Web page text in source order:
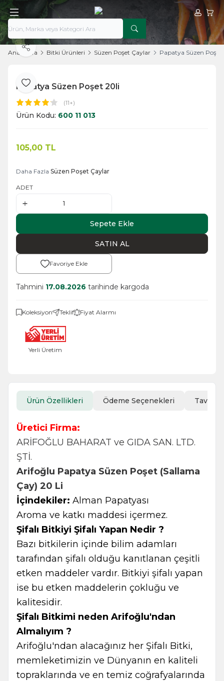
Hesabım
Ana Sayfa Bitki Ürünleri Süzen Poşet Çaylar Papatya Süzen Poşet
Favoriye Ekle
Paylaş
Papatya Süzen Poşet 20li
(11+)
Ürün Kodu: 600 11 013
105,00 TL
Daha Fazla Süzen Poşet Çaylar
ADET
Sepete Ekle
SATIN AL
Favoriye Ekle
Tahmini 17.08.2026 tarihinde kargoda
Koleksiyon Teklif Fiyat Alarmı
Yerli Üretim
Ürün Özellikleri Ödeme Seçenekleri Tavsiye
Üretici Firma:
ARİFOĞLU BAHARAT ve GIDA SAN. LTD.
ŞTİ.
Arifoğlu Papatya Süzen Poşet (Sallama
Çay) 20 Li
İçindekiler: Alman Papatyası
Aroma ve katkı maddesi içermez.
Şifalı Bitkiyi Şifalı Yapan Nedir ?
Bazı bitkilerin içinde bilim adamları
tarafından şifalı olduğu kanıtlanan çeşitli
etken maddeler vardır. Bitkiyi şifalı yapan
ise bu etken maddelerin çokluğu ve
kalitesidir.
Şifalı Bitkimi neden Arifoğlu'ndan
Almalıyım ?
Arifoğlu'ndan alacağınız her Şifalı Bitki,
memleketimizin ve Dünyanın en kaliteli
topraklarında ve en temiz coğrafyalarında